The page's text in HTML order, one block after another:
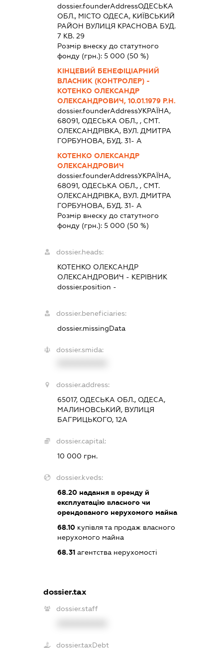
dossier.founderAddressОДЕСЬКА
ОБЛ., МІСТО ОДЕСА, КИЇВСЬКИЙ
РАЙОН ВУЛИЦЯ КРАСНОВА БУД.
7 КВ. 29
Розмір внеску до статутного
фонду (грн.): 5 000 (50 %)
КІНЦЕВИЙ БЕНЕФІЦІАРНИЙ
ВЛАСНИК (КОНТРОЛЕР) -
КОТЕНКО ОЛЕКСАНДР
ОЛЕКСАНДРОВИЧ, 10.01.1979 Р.Н.
dossier.founderAddressУКРАЇНА,
68091, ОДЕСЬКА ОБЛ., , СМТ.
ОЛЕКСАНДРІВКА, ВУЛ. ДМИТРА
ГОРБУНОВА, БУД. 31- А
КОТЕНКО ОЛЕКСАНДР
ОЛЕКСАНДРОВИЧ
dossier.founderAddressУКРАЇНА,
68091, ОДЕСЬКА ОБЛ., , СМТ.
ОЛЕКСАНДРІВКА, ВУЛ. ДМИТРА
ГОРБУНОВА, БУД. 31- А
Розмір внеску до статутного
фонду (грн.): 5 000 (50 %)
dossier.heads:
КОТЕНКО ОЛЕКСАНДР
ОЛЕКСАНДРОВИЧ - КЕРІВНИК
dossier.position -
dossier.beneficiaries:
dossier.missingData
dossier.smida:
dossier.address:
65017, ОДЕСЬКА ОБЛ., ОДЕСА,
МАЛИНОВСЬКИЙ, ВУЛИЦЯ
БАГРИЦЬКОГО, 12А
dossier.capital:
10 000 грн.
dossier.kveds:
68.20надання в оренду й
експлуатацію власного чи
орендованого нерухомого майна
68.10купівля та продаж власного
нерухомого майна
68.31агентства нерухомості
dossier.tax
dossier.staff
dossier.taxDebt